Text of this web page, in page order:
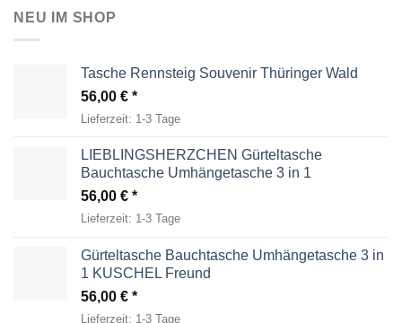
NEU IM SHOP
Tasche Rennsteig Souvenir Thüringer Wald
56,00 €
Lieferzeit: 1-3 Tage
LIEBLINGSHERZCHEN Gürteltasche
Bauchtasche Umhängetasche 3 in 1
56,00 €
Lieferzeit: 1-3 Tage
Gürteltasche Bauchtasche Umhängetasche 3 in
1 KUSCHEL Freund
56,00 €
Lieferzeit: 1-3 Tage